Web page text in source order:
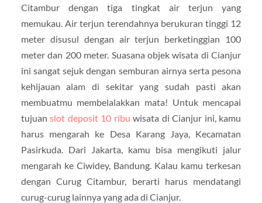
Citambur dengan tiga tingkat air terjun yang
memukau. Air terjun terendahnya berukuran tinggi 12
meter disusul dengan air terjun berketinggian 100
meter dan 200 meter. Suasana objek wisata di Cianjur
ini sangat sejuk dengan semburan airnya serta pesona
kehijauan alam di sekitar yang sudah pasti akan
membuatmu membelalakkan mata! Untuk mencapai
tujuanslot deposit 10 ribu wisata di Cianjur ini, kamu
harus mengarah ke Desa Karang Jaya, Kecamatan
Pasirkuda. Dari Jakarta, kamu bisa mengikuti jalur
mengarah ke Ciwidey, Bandung. Kalau kamu terkesan
dengan Curug Citambur, berarti harus mendatangi
curug-curug lainnya yang ada di Cianjur.